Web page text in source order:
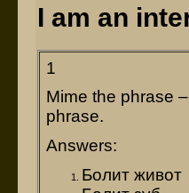
I am an
1
Mime the phrase
phrase.
Answers:
Болит живот